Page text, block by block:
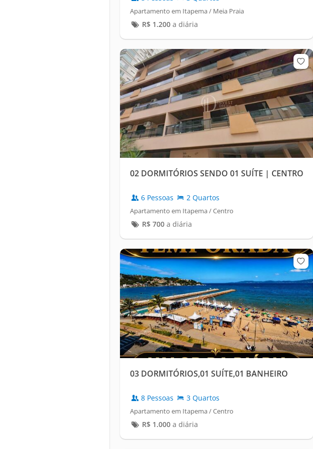
Apartamento em Itapema / Meia Praia
R$ 1.200a diária
02 DORMITÓRIOS SENDO 01 SUÍTE | CENTRO
6 Pessoas 2 Quartos
Apartamento em Itapema / Centro
R$ 700a diária
03 DORMITÓRIOS,01 SUÍTE,01 BANHEIRO
8 Pessoas 3 Quartos
Apartamento em Itapema / Centro
R$ 1.000a diária